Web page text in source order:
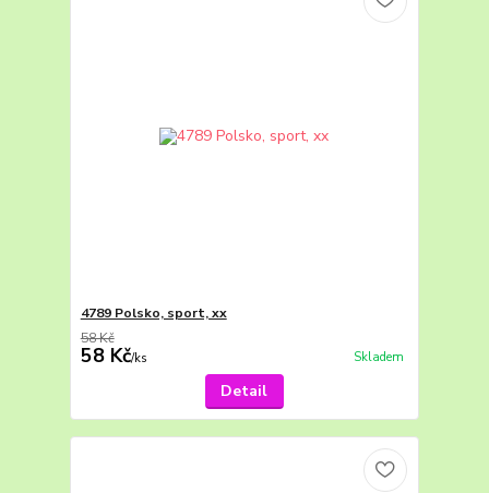
4789 Polsko, sport, xx
58 Kč
58 Kč/ks Skladem
Detail